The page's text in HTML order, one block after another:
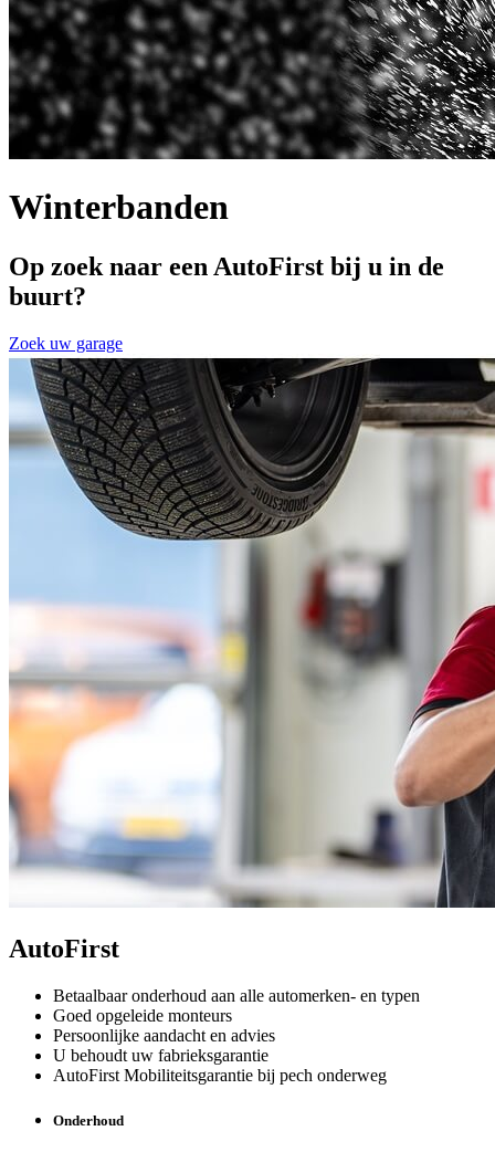
Winterbanden
Op zoek naar een AutoFirst bij u in de
buurt?
Zoek uw garage
AutoFirst
Betaalbaar onderhoud aan alle automerken- en typen
Goed opgeleide monteurs
Persoonlijke aandacht en advies
U behoudt uw fabrieksgarantie
AutoFirst Mobiliteitsgarantie bij pech onderweg
Onderhoud